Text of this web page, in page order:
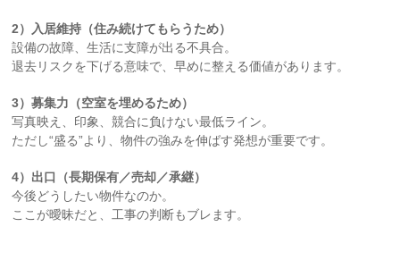
2）入居維持（住み続けてもらうため）
設備の故障、生活に支障が出る不具合。
退去リスクを下げる意味で、早めに整える価値があります。
3）募集力（空室を埋めるため）
写真映え、印象、競合に負けない最低ライン。
ただし“盛る”より、物件の強みを伸ばす発想が重要です。
4）出口（長期保有／売却／承継）
今後どうしたい物件なのか。
ここが曖昧だと、工事の判断もブレます。